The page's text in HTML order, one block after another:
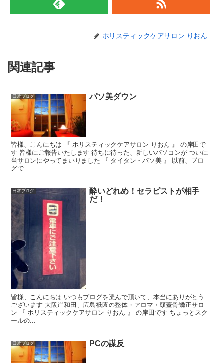
ホリスティックケアサロン りおん
関連記事
日常ブログ パソ美ダウン
皆様、こんにちは 『 ホリスティックケアサロン りおん 』 の岸田で
す 皆様にご報告いたします 待ちに待った、新しいパソコンが ついに
当サロンにやってまいりました 『 タイタン・パソ美 』 以前、ブロ
グで...
日常ブログ
酔いどれめ！セラピストが相手
だ！
皆様、こんにちは いつもブログを読んで頂いて、本当にありがとう
ございます 大阪岸和田、広島祇園の整体・アロマ・頭蓋骨矯正サロ
ン 『 ホリスティックケアサロン りおん 』 の岸田です ちょっとスク
ールの...
日常ブログ PCの謀反